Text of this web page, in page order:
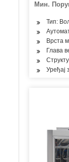
Мин.
Тип:
Врста
Глава
Уређај